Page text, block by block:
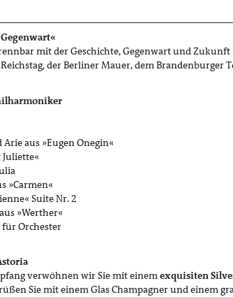
mit der Geschichte, Gegenwart und
der Berliner Mauer, dem Brandenburger
aus »Eugen Onegin«
»Carmen«
Suite Nr. 2
»Werther«
für Orchester
verwöhnen wir Sie mit einemexquisiten
Sie mit einem Glas Champagner und einem